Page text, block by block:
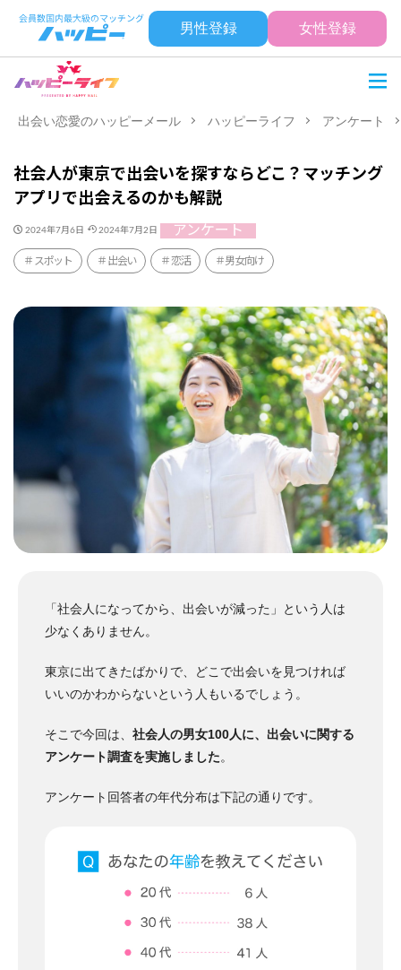
男性登録 女性登録
出会い恋愛のハッピーメール ハッピーライフ アンケート
社会人が東京で出会いを探すならどこ？マッチング
アプリで出会えるのかも解説
2024年7月6日 2024年7月2日 アンケート
スポット 出会い 恋活 男女向け
「社会人になってから、出会いが減った」という人は
少なくありません。
東京に出てきたばかりで、どこで出会いを見つければ
いいのかわからないという人もいるでしょう。
そこで今回は、 社会人の男女100人に、出会いに関する
アンケート調査を実施しました。
アンケート回答者の年代分布は下記の通りです。